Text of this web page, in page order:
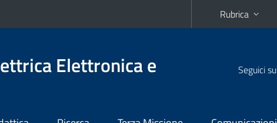
Rubrica
Elettronica e Seguici su